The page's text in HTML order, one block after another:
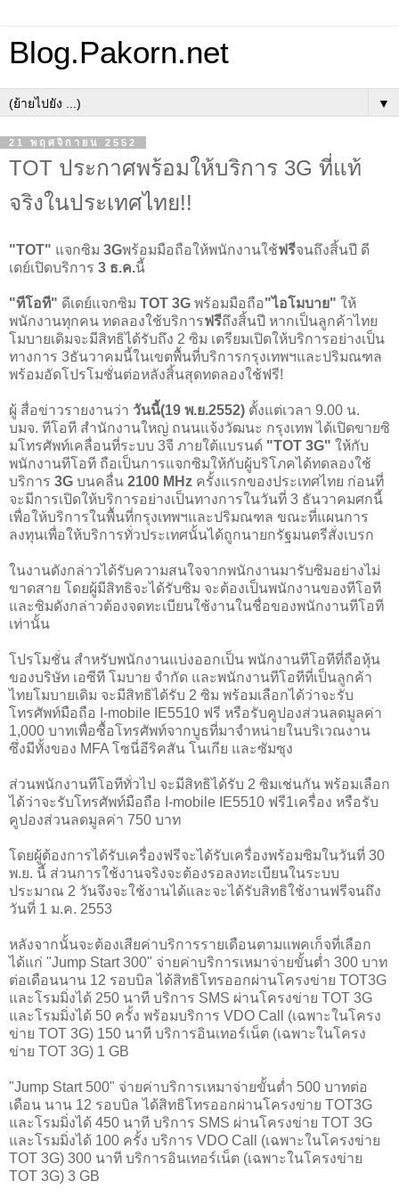
Blog.Pakorn.net
▼
21 พฤศจิกายน 2552
TOT ประกาศพร้อมให้บริการ 3G ที่แท้
จริงในประเทศไทย!!
"TOT" แจกซิม 3Gพร้อมมือถือให้พนักงานใช้ฟรีจนถึงสิ้นปี ดี
เดย์เปิดบริการ 3 ธ.ค.นี้
"ทีโอที" ดีเดย์แจกซิม TOT 3G พร้อมมือถือ"ไอโมบาย" ให้
พนักงานทุกคน ทดลองใช้บริการฟรีถึงสิ้นปี หากเป็นลูกค้าไทย
โมบายเดิมจะมีสิทธิได้รับถึง 2 ซิม เตรียมเปิดให้บริการอย่างเป็น
ทางการ 3ธันวาคมนี้ในเขตพื้นที่บริการกรุงเทพฯและปริมณฑล
พร้อมอัดโปรโมชั่นต่อหลังสิ้นสุดทดลองใช้ฟรี!
ผู้ สื่อข่าวรายงานว่า วันนี้(19 พ.ย.2552) ตั้งแต่เวลา 9.00 น.
บมจ. ทีโอที สำนักงานใหญ่ ถนนแจ้งวัฒนะ กรุงเทพ ได้เปิดขายซิ
มโทรศัพท์เคลื่อนที่ระบบ 3จี ภายใต้แบรนด์ "TOT 3G" ให้กับ
พนักงานทีโอที ถือเป็นการแจกซิมให้กับผู้บริโภคได้ทดลองใช้
บริการ 3G บนคลื่น 2100 MHz ครั้งแรกของประเทศไทย ก่อนที่
จะมีการเปิดให้บริการอย่างเป็นทางการในวันที่ 3 ธันวาคมศกนี้
เพื่อให้บริการในพื้นที่กรุงเทพฯและปริมณฑล ขณะที่แผนการ
ลงทุนเพื่อให้บริการทั่วประเทศนั้นได้ถูกนายกรัฐมนตรีสั่งเบรก
ในงานดังกล่าวได้รับความสนใจจากพนักงานมารับซิมอย่างไม่
ขาดสาย โดยผู้มีสิทธิจะได้รับซิม จะต้องเป็นพนักงานของทีโอที
และซิมดังกล่าวต้องจดทะเบียนใช้งานในชื่อของพนักงานทีโอที
เท่านั้น
โปรโมชั่น สำหรับพนักงานแบ่งออกเป็น พนักงานทีโอทีที่ถือหุ้น
ของบริษัท เอซีที โมบาย จำกัด และพนักงานทีโอทีที่เป็นลูกค้า
ไทยโมบายเดิม จะมีสิทธิได้รับ 2 ซิม พร้อมเลือกได้ว่าจะรับ
โทรศัพท์มือถือ I-mobile IE5510 ฟรี หรือรับคูปองส่วนลดมูลค่า
1,000 บาทเพื่อซื้อโทรศัพท์จากบูธที่มาจำหน่ายในบริเวณงาน
ซึ่งมีทั้งของ MFA โซนี่อีริคสัน โนเกีย และซัมซุง
ส่วนพนักงานทีโอทีทั่วไป จะมีสิทธิได้รับ 2 ซิมเช่นกัน พร้อมเลือก
ได้ว่าจะรับโทรศัพท์มือถือ I-mobile IE5510 ฟรี1เครื่อง หรือรับ
คูปองส่วนลดมูลค่า 750 บาท
โดยผู้ต้องการได้รับเครื่องฟรีจะได้รับเครื่องพร้อมซิมในวันที่ 30
พ.ย. นี้ ส่วนการใช้งานจริงจะต้องรอลงทะเบียนในระบบ
ประมาณ 2 วันจึงจะใช้งานได้และจะได้รับสิทธิใช้งานฟรีจนถึง
วันที่ 1 ม.ค. 2553
หลังจากนั้นจะต้องเสียค่าบริการรายเดือนตามแพคเก็จที่เลือก
ได้แก่ "Jump Start 300" จ่ายค่าบริการเหมาจ่ายขั้นต่ำ 300 บาท
ต่อเดือนนาน 12 รอบบิล ได้สิทธิโทรออกผ่านโครงข่าย TOT3G
และโรมมิ่งได้ 250 นาที บริการ SMS ผ่านโครงข่าย TOT 3G
และโรมมิ่งได้ 50 ครั้ง พร้อมบริการ VDO Call (เฉพาะในโครง
ข่าย TOT 3G) 150 นาที บริการอินเทอร์เน็ต (เฉพาะในโครง
ข่าย TOT 3G) 1 GB
"Jump Start 500" จ่ายค่าบริการเหมาจ่ายขั้นต่ำ 500 บาทต่อ
เดือน นาน 12 รอบบิล ได้สิทธิโทรออกผ่านโครงข่าย TOT3G
และโรมมิ่งได้ 450 นาที บริการ SMS ผ่านโครงข่าย TOT 3G
และโรมมิ่งได้ 100 ครั้ง บริการ VDO Call (เฉพาะในโครงข่าย
TOT 3G) 300 นาที บริการอินเทอร์เน็ต (เฉพาะในโครงข่าย
TOT 3G) 3 GB